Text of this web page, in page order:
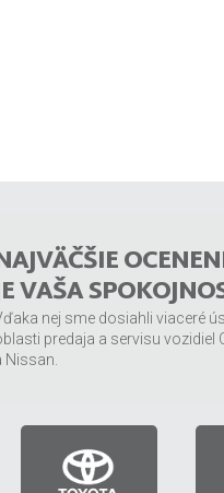
VAŠA
nej sme dosiahli viaceré
predaja a servisu vozidiel
Nissan.
ZÁKAZNÍCKA
RETENCIA